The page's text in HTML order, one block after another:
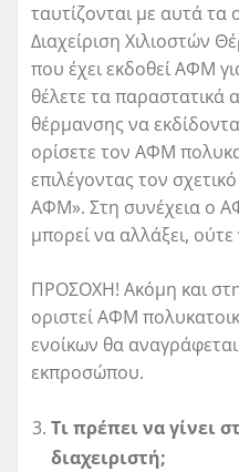
ταυτίζονται με αυτά τα
Διαχείριση Χιλιοστών
που έχει εκδοθεί ΑΦΜ
θέλετε τα παραστατικά
θέρμανσης να
ορίσετε τον ΑΦΜ
επιλέγοντας τον
ΑΦΜ». Στη συνέχεια ο
μπορεί να αλλάξει,
ΠΡΟΣΟΧΗ! Ακόμη και
οριστεί ΑΦΜ
ενοίκων θα
εκπροσώπου.
Τι πρέπει να γίνει
διαχειριστή;